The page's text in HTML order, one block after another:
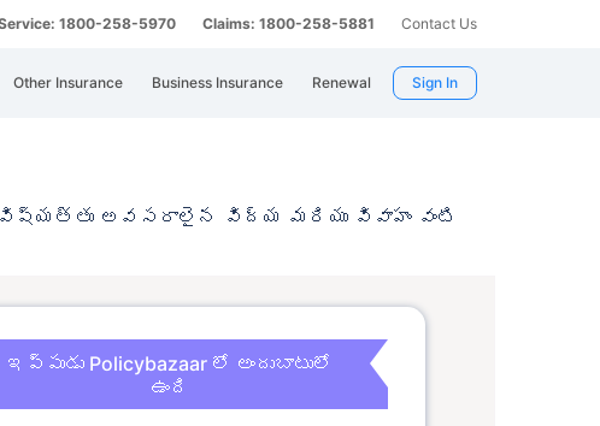
1800-258-5970 Claims: 1800-258-5881 Contact Us
Other Insurance Business Insurance Renewal Sign In
అవసరాలైన విద్య మరియు వివాహం వంటి
ఇప్పుడు Policybazaar లో అందుబాటులో
ఉంది